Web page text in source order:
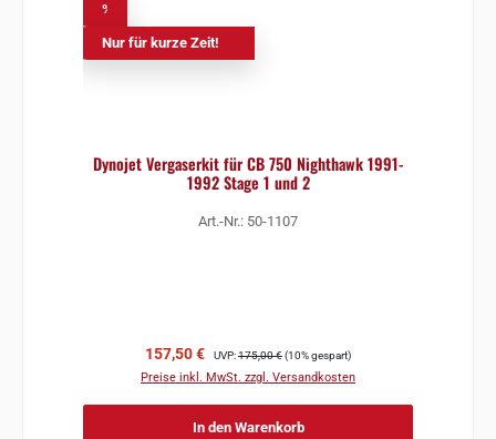
Nur für kurze Zeit!
Dynojet Vergaserkit für CB 750 Nighthawk 1991-
1992 Stage 1 und 2
Art.-Nr.: 50-1107
Verkaufspreis:
157,50 € Regulärer Preis:
UVP:175,00 €(10% gespart)
Preise inkl. MwSt. zzgl. Versandkosten
In den Warenkorb